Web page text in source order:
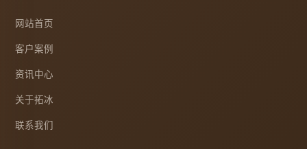
网站首页
客户案例
资讯中心
关于拓冰
联系我们